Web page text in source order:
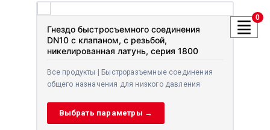
Гнездо быстросъемного соединения
DN10 с клапаном, с резьбой,
никелированная латунь, серия 1800
Все продукты | Быстроразъемные соединения
общего назначения для низкого давления
Выбрать параметры →
0